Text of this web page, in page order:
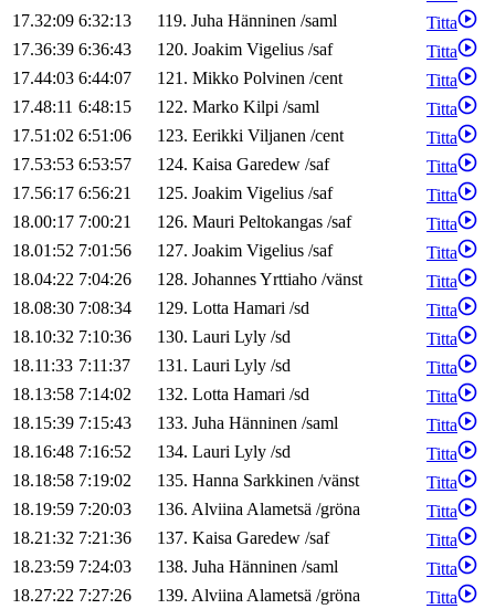
17.32:09 6:32:13 119. Juha Hänninen /saml
Titta
17.36:39 6:36:43 120. Joakim Vigelius /saf
Titta
17.44:03 6:44:07 121. Mikko Polvinen /cent
Titta
17.48:11 6:48:15 122. Marko Kilpi /saml
Titta
17.51:02 6:51:06 123. Eerikki Viljanen /cent
Titta
17.53:53 6:53:57 124. Kaisa Garedew /saf
Titta
17.56:17 6:56:21 125. Joakim Vigelius /saf
Titta
18.00:17 7:00:21 126. Mauri Peltokangas /saf
Titta
18.01:52 7:01:56 127. Joakim Vigelius /saf
Titta
18.04:22 7:04:26 128. JohannesYrttiaho /vänst
Titta
18.08:30 7:08:34 129. Lotta Hamari /sd
Titta
18.10:32 7:10:36 130. Lauri Lyly /sd
Titta
18.11:33 7:11:37 131. Lauri Lyly /sd
Titta
18.13:58 7:14:02 132. Lotta Hamari /sd
Titta
18.15:39 7:15:43 133. Juha Hänninen /saml
Titta
18.16:48 7:16:52 134. Lauri Lyly /sd
Titta
18.18:58 7:19:02 135. Hanna Sarkkinen /vänst
Titta
18.19:59 7:20:03 136. AlviinaAlametsä /gröna
Titta
18.21:32 7:21:36 137. Kaisa Garedew /saf
Titta
18.23:59 7:24:03 138. Juha Hänninen /saml
Titta
18.27:22 7:27:26 139. AlviinaAlametsä /gröna
Titta